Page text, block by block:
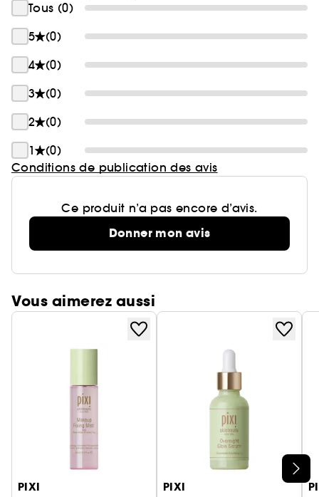
Tous (0)
5
(0)
4
(0)
3
(0)
2
(0)
1
(0)
Conditions de publication des avis
Ce produit n’a pas encore d’avis.
Donner mon avis
Vous aimerez aussi
Ignorer le carrousel produits
PIXI
PIXI